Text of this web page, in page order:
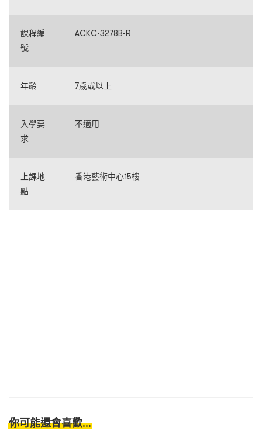
課程編
號
ACKC-3278B-R
年齡 7歲或以上
入學要
求
不適用
上課地
點
香港藝術中心15樓
你可能還會喜歡...